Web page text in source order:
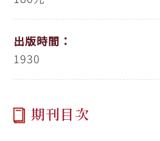
出版時間：
1930
期刊目次